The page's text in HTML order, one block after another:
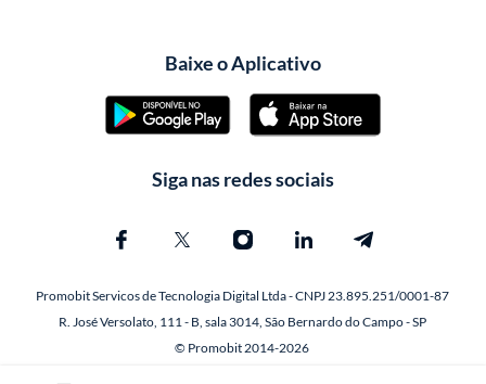
Baixe o Aplicativo
Siga nas redes sociais
Promobit Servicos de Tecnologia Digital Ltda - CNPJ 23.895.251/0001-87
R. José Versolato, 111 - B, sala 3014, São Bernardo do Campo - SP
© Promobit 2014-2026